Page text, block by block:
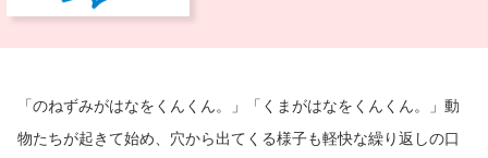
「のねずみがはなをくんくん。」「くまがはなをくんくん。」動
物たちが起きて始め、穴から出てくる様子も軽快な繰り返しの口